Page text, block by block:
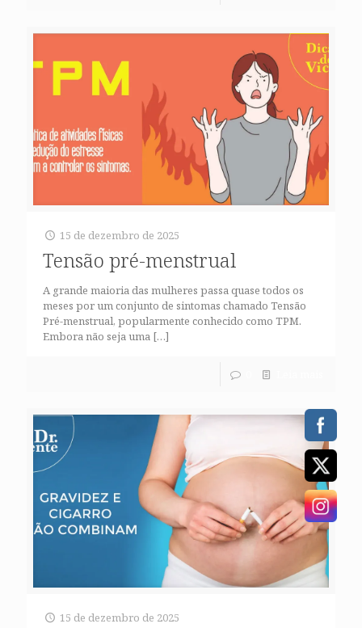
15 de dezembro de 2025
Tensão pré-menstrual
A grande maioria das mulheres passa quase todos os
meses por um conjunto de sintomas chamado Tensão
Pré-menstrual, popularmente conhecido como TPM.
Embora não seja uma […]
15 de dezembro de 2025